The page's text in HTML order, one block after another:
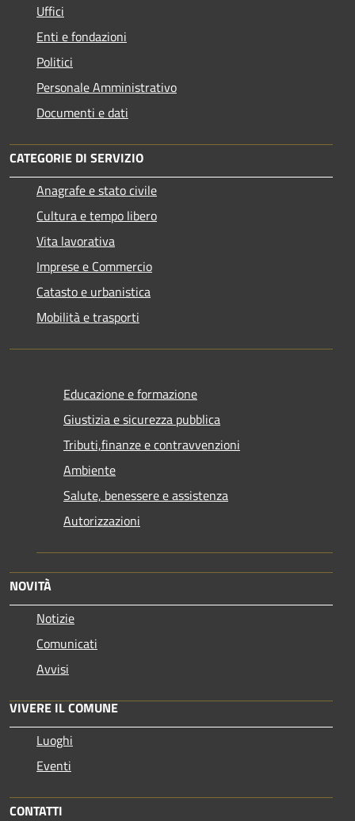
Uffici
Enti e fondazioni
Politici
Personale Amministrativo
Documenti e dati
CATEGORIE DI SERVIZIO
Anagrafe e stato civile
Cultura e tempo libero
Vita lavorativa
Imprese e Commercio
Catasto e urbanistica
Mobilità e trasporti
Educazione e formazione
Giustizia e sicurezza pubblica
Tributi,finanze e contravvenzioni
Ambiente
Salute, benessere e assistenza
Autorizzazioni
NOVITÀ
Notizie
Comunicati
Avvisi
VIVERE IL COMUNE
Luoghi
Eventi
CONTATTI